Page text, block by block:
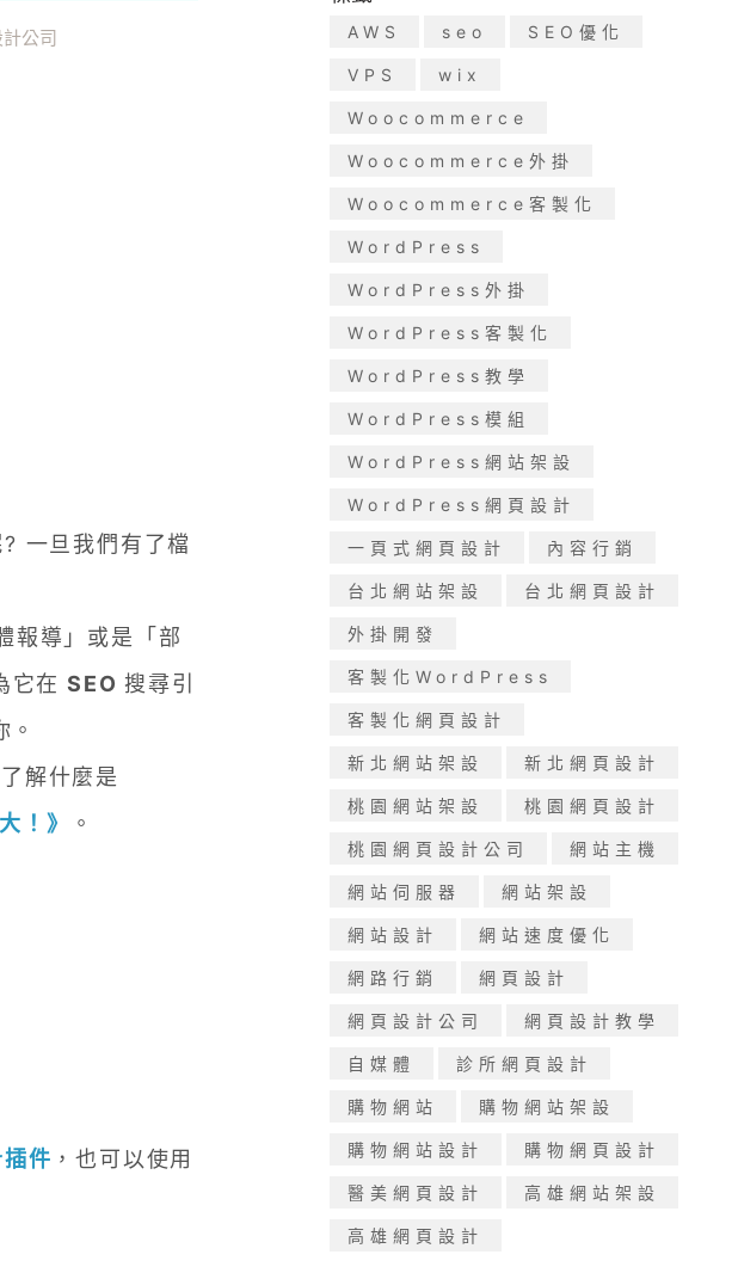
公司
一旦我們有了檔
報導」或是「部
它在 SEO 搜尋引
解什麼是
！》
。
件 ，也可以使用
AWS seo SEO優化
VPS wix
Woocommerce
Woocommerce外掛
Woocommerce客製化
WordPress
WordPress外掛
WordPress客製化
WordPress教學
WordPress模組
WordPress網站架設
WordPress網頁設計
一頁式網頁設計 內容行銷
台北網站架設 台北網頁設計
外掛開發
客製化WordPress
客製化網頁設計
新北網站架設 新北網頁設計
桃園網站架設 桃園網頁設計
桃園網頁設計公司 網站主機
網站伺服器 網站架設
網站設計 網站速度優化
網路行銷 網頁設計
網頁設計公司 網頁設計教學
自媒體 診所網頁設計
購物網站 購物網站架設
購物網站設計 購物網頁設計
醫美網頁設計 高雄網站架設
高雄網頁設計